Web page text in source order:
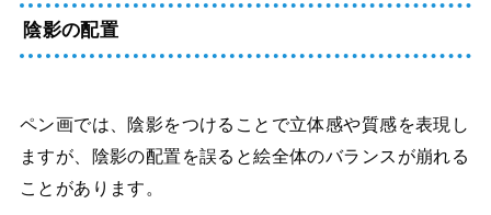
陰影の配置
ペン画では、陰影をつけることで立体感や質感を表現し
ますが、陰影の配置を誤ると絵全体のバランスが崩れる
ことがあります。